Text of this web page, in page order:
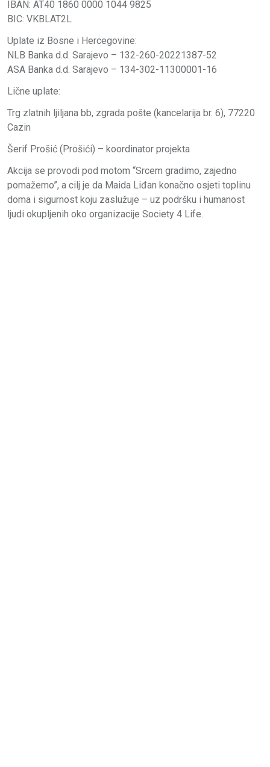
IBAN: AT40 1860 0000 1044 9825
BIC: VKBLAT2L
Uplate iz Bosne i Hercegovine:
NLB Banka d.d. Sarajevo – 132-260-20221387-52
ASA Banka d.d. Sarajevo – 134-302-11300001-16
Lične uplate:
Trg zlatnih ljiljana bb, zgrada pošte (kancelarija br. 6), 77220
Cazin
Šerif Prošić (Prošići) – koordinator projekta
Akcija se provodi pod motom “Srcem gradimo, zajedno
pomažemo”, a cilj je da Maida Liđan konačno osjeti toplinu
doma i sigurnost koju zaslužuje – uz podršku i humanost
ljudi okupljenih oko organizacije Society 4 Life.